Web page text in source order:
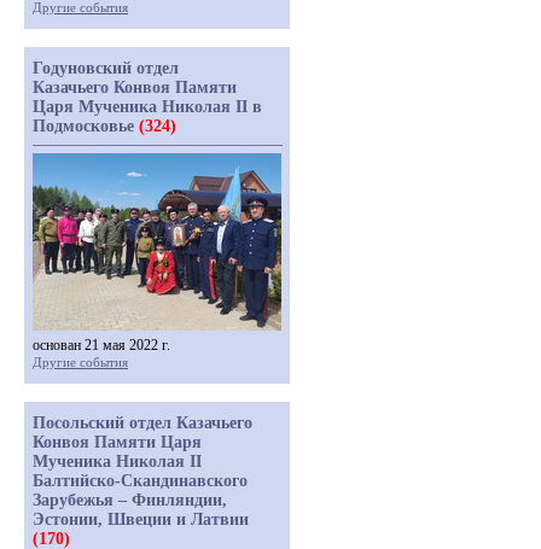
Другие события
Годуновский отдел
Казачьего Конвоя Памяти
Царя Мученика Николая II в
Подмосковье (324)
основан 21 мая 2022 г.
Другие события
Посольский отдел Казачьего
Конвоя Памяти Царя
Мученика Николая II
Балтийско-Скандинавского
Зарубежья – Финляндии,
Эстонии, Швеции и Латвии
(170)